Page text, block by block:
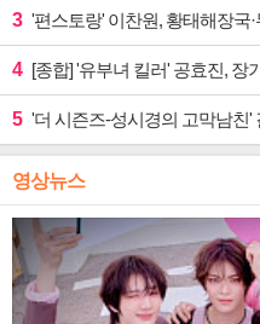
3 '편스토랑' 이찬원, 황태해장국·무
4 [종합] '유부녀 킬러' 공효진, 장기
5 '더 시즌즈-성시경의 고막남친' 결
영상뉴스